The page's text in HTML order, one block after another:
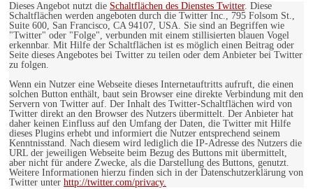
Dieses Angebot nutzt die Schaltflächen des Dienstes Twitter. Diese
Schaltflächen werden angeboten durch die Twitter Inc., 795 Folsom St.,
Suite 600, San Francisco, CA 94107, USA. Sie sind an Begriffen wie
"Twitter" oder "Folge", verbunden mit einem stillisierten blauen Vogel
erkennbar. Mit Hilfe der Schaltflächen ist es möglich einen Beitrag oder
Seite dieses Angebotes bei Twitter zu teilen oder dem Anbieter bei Twitter
zu folgen.
Wenn ein Nutzer eine Webseite dieses Internetauftritts aufruft, die einen
solchen Button enthält, baut sein Browser eine direkte Verbindung mit den
Servern von Twitter auf. Der Inhalt des Twitter-Schaltflächen wird von
Twitter direkt an den Browser des Nutzers übermittelt. Der Anbieter hat
daher keinen Einfluss auf den Umfang der Daten, die Twitter mit Hilfe
dieses Plugins erhebt und informiert die Nutzer entsprechend seinem
Kenntnisstand. Nach diesem wird lediglich die IP-Adresse des Nutzers die
URL der jeweiligen Webseite beim Bezug des Buttons mit übermittelt,
aber nicht für andere Zwecke, als die Darstellung des Buttons, genutzt.
Weitere Informationen hierzu finden sich in der Datenschutzerklärung von
Twitter unter http://twitter.com/privacy.